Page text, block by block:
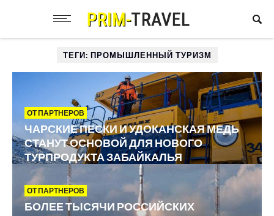
ТЕГИ: ПРОМЫШЛЕННЫЙ ТУРИЗМ
ОТ ПАРТНЕРОВ
ЧАРСКИЕ ПЕСКИ И УДОКАНСКАЯ МЕДЬ
СТАНУТ ОСНОВОЙ ДЛЯ НОВОГО
ТУРПРОДУКТА ЗАБАЙКАЛЬЯ
ОТ ПАРТНЕРОВ
БОЛЕЕ ТЫСЯЧИ РОССИЙСКИХ